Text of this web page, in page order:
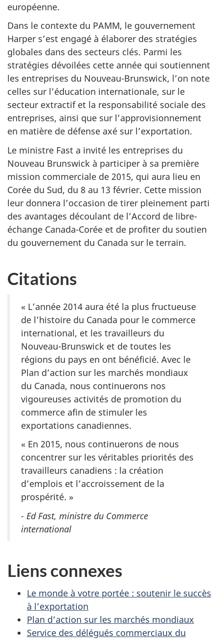
européenne.
Dans le contexte du PAMM, le gouvernement
Harper s’est engagé à élaborer des stratégies
globales dans des secteurs clés. Parmi les
stratégies dévoilées cette année qui soutiennent
les entreprises du Nouveau-Brunswick, l’on note
celles sur l’éducation internationale, sur le
secteur extractif et la responsabilité sociale des
entreprises, ainsi que sur l’approvisionnement
en matière de défense axé sur l’exportation.
Le ministre Fast a invité les entreprises du
Nouveau Brunswick à participer à sa première
mission commerciale de 2015, qui aura lieu en
Corée du Sud, du 8 au 13 février. Cette mission
leur donnera l’occasion de tirer pleinement parti
des avantages découlant de l’Accord de libre-
échange Canada-Corée et de profiter du soutien
du gouvernement du Canada sur le terrain.
Citations
« L’année 2014 aura été la plus fructueuse
de l’histoire du Canada pour le commerce
international, et les travailleurs du
Nouveau-Brunswick et de toutes les
régions du pays en ont bénéficié. Avec le
Plan d’action sur les marchés mondiaux
du Canada, nous continuerons nos
vigoureuses activités de promotion du
commerce afin de stimuler les
exportations canadiennes.
« En 2015, nous continuerons de nous
concentrer sur les véritables priorités des
travailleurs canadiens : la création
d’emplois et l’accroissement de la
prospérité. »
- Ed Fast, ministre du Commerce
international
Liens connexes
Le monde à votre portée : soutenir le succès
à l’exportation
Plan d’action sur les marchés mondiaux
Service des délégués commerciaux du